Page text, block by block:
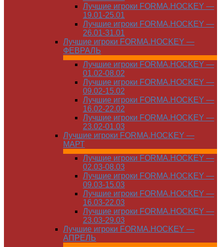
Лучшие игроки FORMA.HOCKEY —
19.01-25.01
Лучшие игроки FORMA.HOCKEY —
26.01-31.01
Лучшие игроки FORMA.HOCKEY —
ФЕВРАЛЬ
Лучшие игроки FORMA.HOCKEY —
01.02-08.02
Лучшие игроки FORMA.HOCKEY —
09.02-15.02
Лучшие игроки FORMA.HOCKEY —
16.02-22.02
Лучшие игроки FORMA.HOCKEY —
23.02-01.03
Лучшие игроки FORMA.HOCKEY —
МАРТ
Лучшие игроки FORMA.HOCKEY —
02.03-08.03
Лучшие игроки FORMA.HOCKEY —
09.03-15.03
Лучшие игроки FORMA.HOCKEY —
16.03-22.03
Лучшие игроки FORMA.HOCKEY —
23.03-29.03
Лучшие игроки FORMA.HOCKEY —
АПРЕЛЬ